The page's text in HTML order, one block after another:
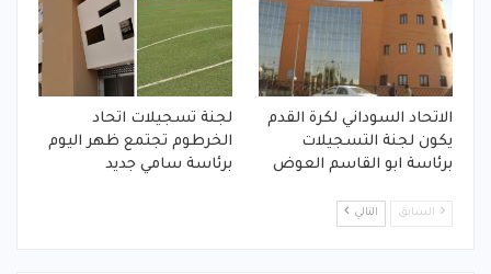
الاتحاد السوداني لكرة القدم
يكون لجنة التسجيلات
برئاسة ابو القاسم العوض
لجنة تسجيلات اتحاد
الخرطوم تجتمع ظهر اليوم
برئاسة سامي جديد
السابق التالي